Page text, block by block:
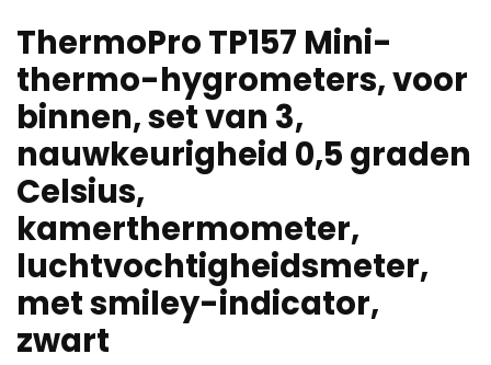
ThermoPro TP157 Mini-
thermo-hygrometers, voor
binnen, set van 3,
nauwkeurigheid 0,5 graden
Celsius,
kamerthermometer,
luchtvochtigheidsmeter,
met smiley-indicator,
zwart